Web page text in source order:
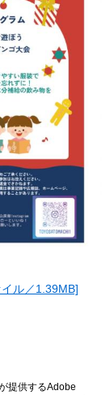
ル／1.39MB]
提供するAdobe